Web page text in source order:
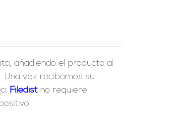
añadiendo el producto al
Una vez recibamos su
Filedist no requiere